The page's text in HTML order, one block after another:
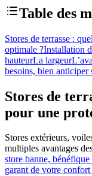
Table des
Stores de terrasse :
optimale ?Installation
hauteurLa largeur
besoins, bien anticiper
Stores de
pour une
Stores extérieurs,
multiples avantages
store banne,
garant de votre